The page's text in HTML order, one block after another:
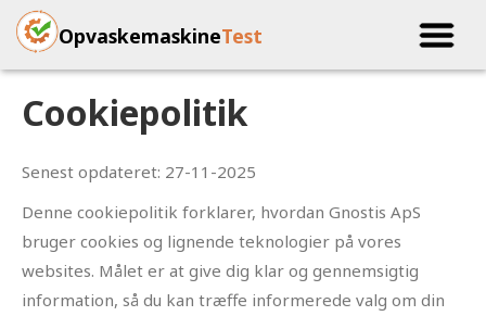
OpvaskemaskineTest
Cookiepolitik
Senest opdateret: 27-11-2025
Denne cookiepolitik forklarer, hvordan Gnostis ApS
bruger cookies og lignende teknologier på vores
websites. Målet er at give dig klar og gennemsigtig
information, så du kan træffe informerede valg om din